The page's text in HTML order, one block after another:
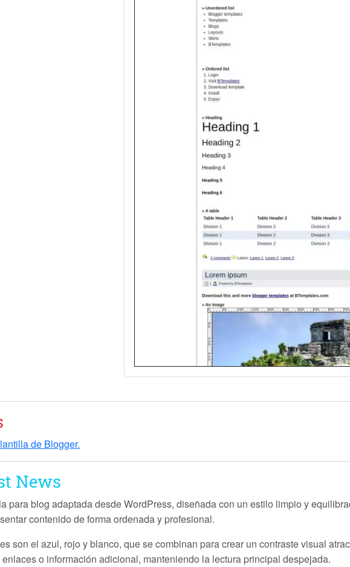
de Blogger.
News
para blog adaptada desde WordPress, diseñada con un estilo limpio y
contenido de forma ordenada y profesional.
son el azul, rojo y blanco, que se combinan para crear un contraste visual
o información adicional, manteniendo la lectura principal despejada.